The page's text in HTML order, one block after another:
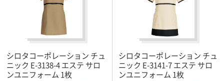
シロタコーポレーション チュ
ニック E-3138-4 エステ サロ
ンユニフォーム 1枚
シロタコーポレーション チュ
ニック E-3141-7 エステ サロ
ンユニフォーム 1枚